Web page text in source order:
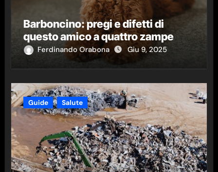
Barboncino: pregi e difetti di
questo amico a quattro zampe
Ferdinando Orabona Giu 9, 2025
Guide Salute